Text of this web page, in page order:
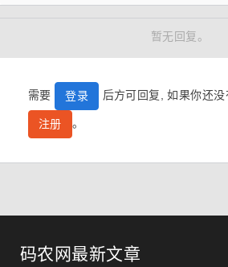
暂无回复。
需要 登录 后方可回复, 如果你还
注册 。
码农网最新文章